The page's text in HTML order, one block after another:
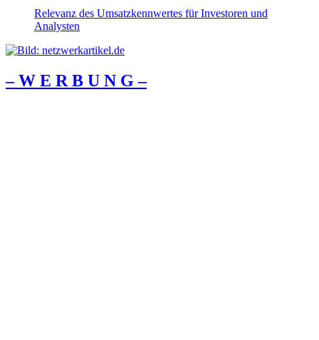
Relevanz des Umsatzkennwertes für Investoren und
Analysten
– W Ε R Β U Ν G –